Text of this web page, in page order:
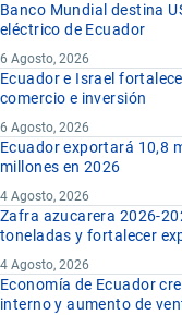
Banco Mundial destina
eléctrico de Ecuador
6 Agosto, 2026
Ecuador e Israel
comercio e inversión
6 Agosto, 2026
Ecuador exportará 10,8
millones en 2026
4 Agosto, 2026
Zafra azucarera 2026-
toneladas y fortalecer
4 Agosto, 2026
Economía de Ecuador
interno y aumento de